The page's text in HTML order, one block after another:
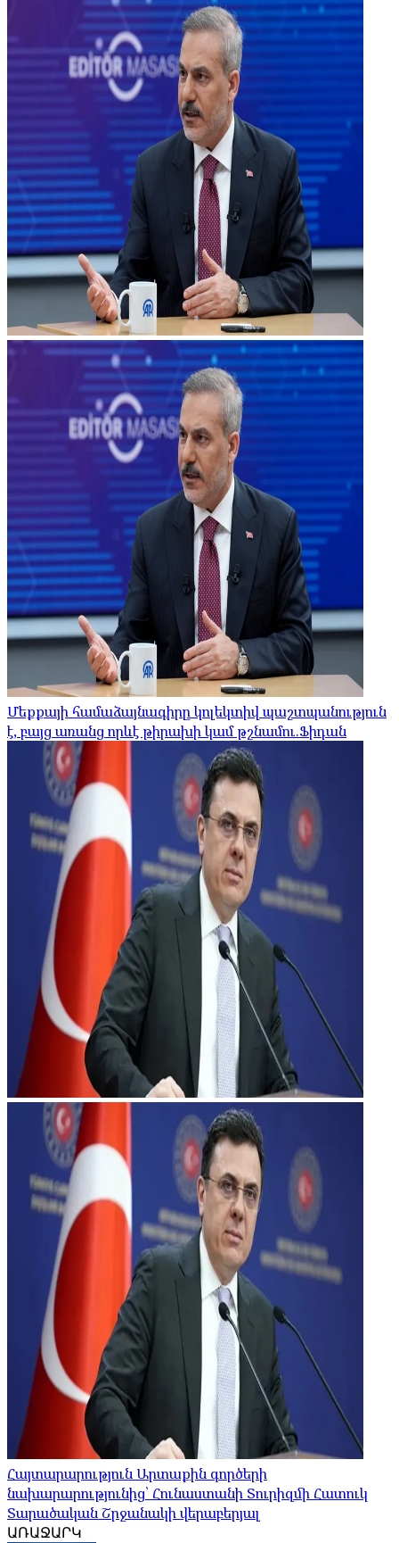
Մեքքայի համաձայնագիրը կոլեկտիվ պաշտպանություն
է, բայց առանց որևէ թիրախի կամ թշնամու.Ֆիդան
Հայտարարություն Արտաքին գործերի
նախարարությունից՝ Հունաստանի Տուրիզմի Հատուկ
Տարածական Շրջանակի վերաբերյալ
ԱՌԱՋԱՐԿ